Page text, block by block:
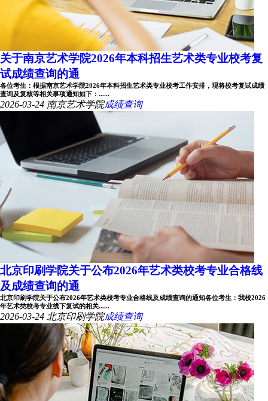
关于南京艺术学院2026年本科招生艺术类专业校考复
试成绩查询的通
各位考生：根据南京艺术学院2026年本科招生艺术类专业校考工作安排，现将校考复试成绩
查询及复核等相关事项通知如下：......
2026-03-24 南京艺术学院成绩查询
北京印刷学院关于公布2026年艺术类校考专业合格线
及成绩查询的通
北京印刷学院关于公布2026年艺术类校考专业合格线及成绩查询的通知各位考生：我校2026
年艺术类校考专业线下复试的相关......
2026-03-24 北京印刷学院成绩查询